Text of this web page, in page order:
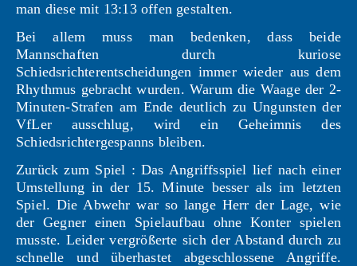
man diese mit 13:13 offen gestalten.
Bei allem muss man bedenken, dass beide
Mannschaften durch kuriose
Schiedsrichterentscheidungen immer wieder aus dem
Rhythmus gebracht wurden. Warum die Waage der 2-
Minuten-Strafen am Ende deutlich zu Ungunsten der
VfLer ausschlug, wird ein Geheimnis des
Schiedsrichtergespanns bleiben.
Zurück zum Spiel : Das Angriffsspiel lief nach einer
Umstellung in der 15. Minute besser als im letzten
Spiel. Die Abwehr war so lange Herr der Lage, wie
der Gegner einen Spielaufbau ohne Konter spielen
musste. Leider vergrößerte sich der Abstand durch zu
schnelle und überhastet abgeschlossene Angriffe.